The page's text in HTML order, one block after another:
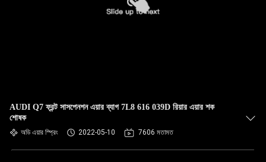
AUDI Q7 ফ্রন্ট সাসপেনশন এয়ার ব্যাগ 7L8 616 039D রিয়ার এয়ার শক
শোষক
অডি এয়ার স্প্রিং 2022-05-10 7606 মতামত